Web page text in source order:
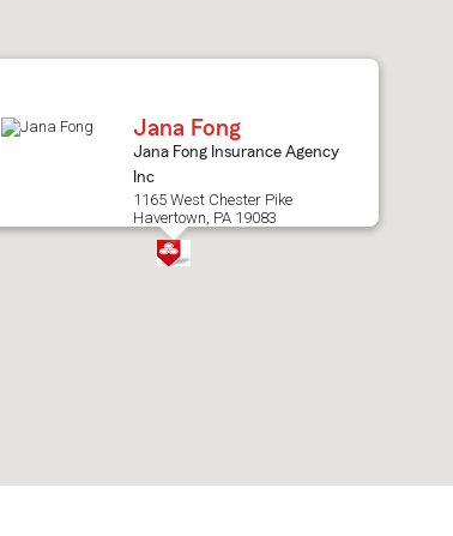
Jana Fong
Jana Fong Insurance Agency
Inc
1165 West Chester Pike
Havertown, PA 19083